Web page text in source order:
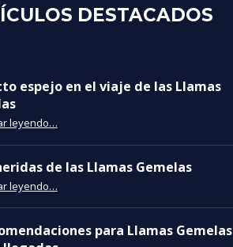
DESTACADOS
espejo en el viaje de las Llamas
leyendo“El efecto espejo en el viaje de las Llamas Gemelas”
…
de las Llamas Gemelas
leyendo“Las 5 heridas de las Llamas Gemelas”
…
para Llamas Gemelas